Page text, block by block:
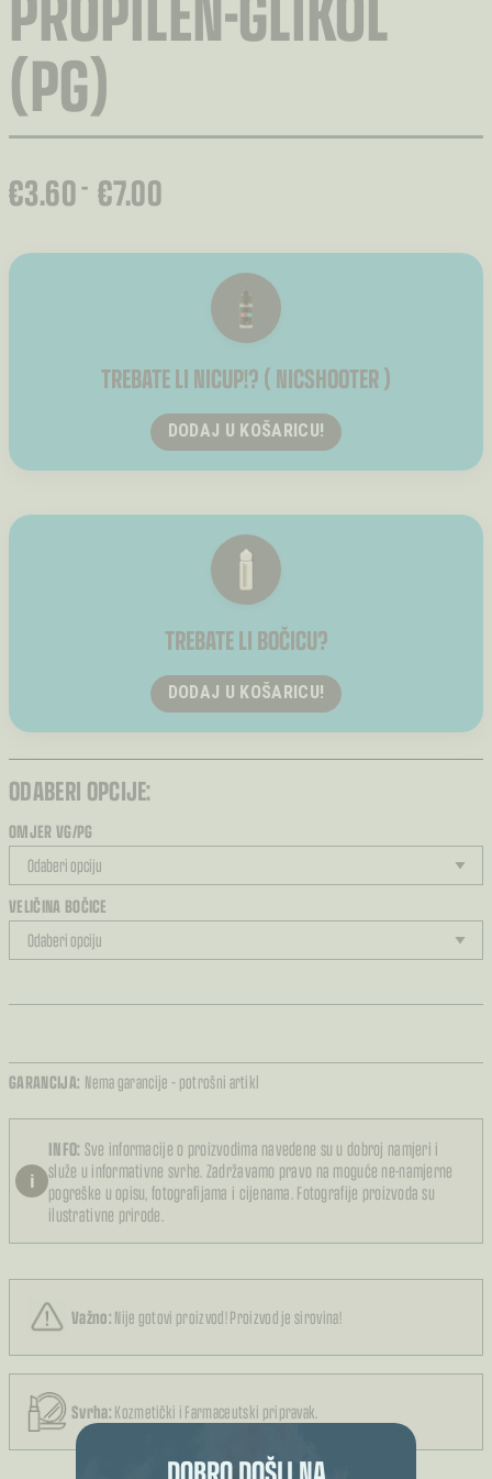
(PG)
€3.60– €7.00
RASPON
CIJENA:
€3.60
TREBATE LI NICUP!? ( NICSHOOTER )
DODAJ U KOŠARICU!
TREBATE LI BOČICU?
DODAJ U KOŠARICU!
ODABERI OPCIJE:
OMJER VG/PG
VELIČINA BOČICE
GARANCIJA: Nema garancije – potrošni artikl
Važno:Nije gotovi proizvod! Proizvod je sirovina!
Svrha:Kozmetički i Farmaceutski pripravak.
i
INFO: Sve informacije o proizvodima navedene su u dobroj namjeri i
služe u informativne svrhe. Zadržavamo pravo na moguće ne-namjerne
pogreške u opisu, fotografijama i cijenama. Fotografije proizvoda su
ilustrativne prirode.